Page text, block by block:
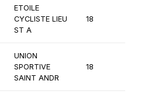
ETOILE
CYCLISTE LIEU
ST A
18
UNION
SPORTIVE
SAINT ANDR
18